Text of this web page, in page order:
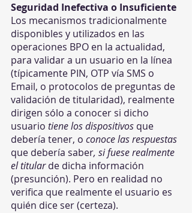
Seguridad Inefectiva o Insuficiente
Los mecanismos tradicionalmente
disponibles y utilizados en las
operaciones BPO en la actualidad,
para validar a un usuario en la línea
(típicamente PIN, OTP vía SMS o
Email, o protocolos de preguntas de
validación de titularidad), realmente
dirigen sólo a conocer si dicho
usuario tiene los dispositivos que
debería tener, o conoce las respuestas
que debería saber, si fuese realmente
el titular de dicha información
(presunción). Pero en realidad no
verifica que realmente el usuario es
quién dice ser (certeza).